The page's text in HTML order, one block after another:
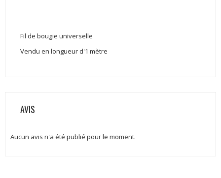
Fil de bougie universelle
Vendu en longueur d'1 mètre
AVIS
Aucun avis n'a été publié pour le moment.